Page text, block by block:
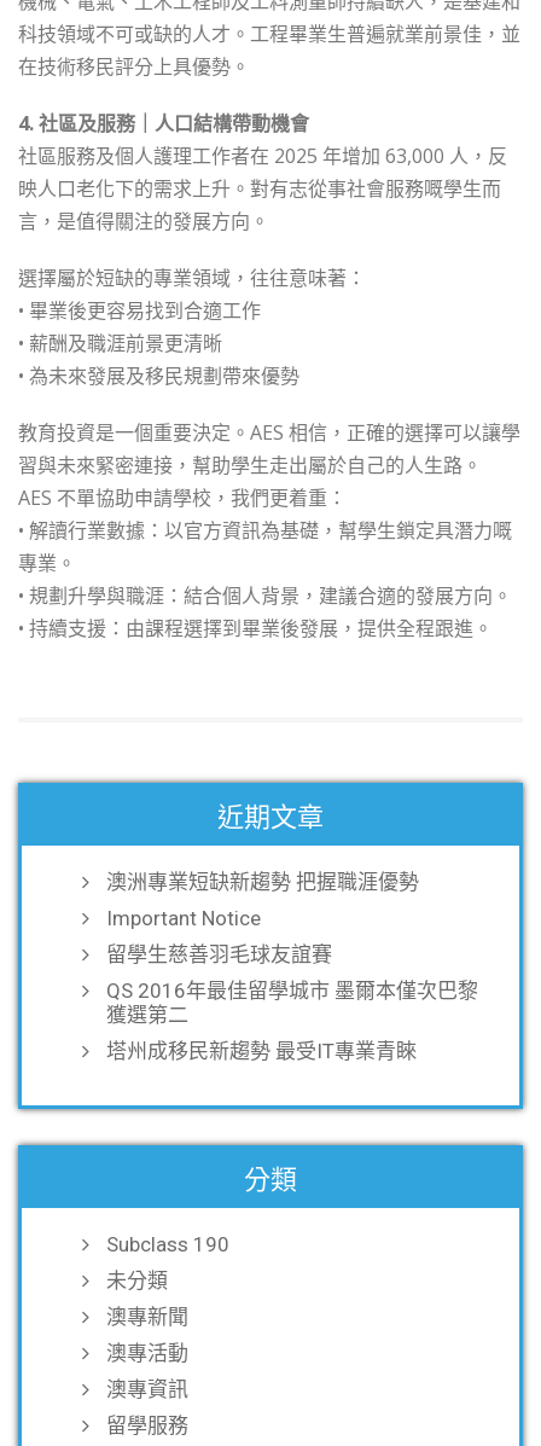
科技領域不可或缺的人才。工程畢業生普遍就業前景佳，並
在技術移民評分上具優勢。
4. 社區及服務｜人口結構帶動機會
社區服務及個人護理工作者在 2025 年增加 63,000 人，反
映人口老化下的需求上升。對有志從事社會服務嘅學生而
言，是值得關注的發展方向。
選擇屬於短缺的專業領域，往往意味著：
• 畢業後更容易找到合適工作
• 薪酬及職涯前景更清晰
• 為未來發展及移民規劃帶來優勢
教育投資是一個重要決定。AES 相信，正確的選擇可以讓學
習與未來緊密連接，幫助學生走出屬於自己的人生路。
AES 不單協助申請學校，我們更着重：
• 解讀行業數據：以官方資訊為基礎，幫學生鎖定具潛力嘅
專業。
• 規劃升學與職涯：結合個人背景，建議合適的發展方向。
• 持續支援：由課程選擇到畢業後發展，提供全程跟進。
近期文章
澳洲專業短缺新趨勢 把握職涯優勢
Important Notice
留學生慈善羽毛球友誼賽
QS 2016年最佳留學城市 墨爾本僅次巴黎
獲選第二
塔州成移民新趨勢 最受IT專業青睞
分類
Subclass 190
未分類
澳專新聞
澳專活動
澳專資訊
留學服務